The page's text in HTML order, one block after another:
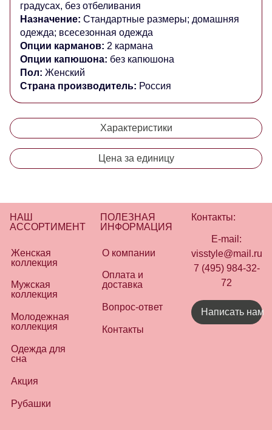
градусах, без отбеливания
Назначение: Стандартные размеры; домашняя
одежда; всесезонная одежда
Опции карманов: 2 кармана
Опции капюшона: без капюшона
Пол: Женский
Страна производитель: Россия
Характеристики
Цена за единицу
НАШ
АССОРТИМЕНТ
Женская
коллекция
Мужская
коллекция
Молодежная
коллекция
Одежда для
сна
Акция
Рубашки
ПОЛЕЗНАЯ
ИНФОРМАЦИЯ
О компании
Оплата и
доставка
Вопрос-ответ
Контакты
Контакты:
E-mail:
visstyle@mail.ru
7 (495) 984-32-
72
Написать нам